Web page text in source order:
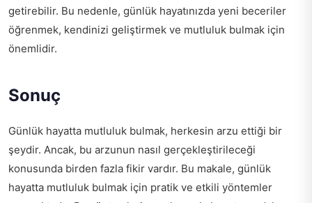
getirebilir. Bu nedenle, günlük hayatınızda yeni beceriler
öğrenmek, kendinizi geliştirmek ve mutluluk bulmak için
önemlidir.
Sonuç
Günlük hayatta mutluluk bulmak, herkesin arzu ettiği bir
şeydir. Ancak, bu arzunun nasıl gerçekleştirileceği
konusunda birden fazla fikir vardır. Bu makale, günlük
hayatta mutluluk bulmak için pratik ve etkili yöntemler